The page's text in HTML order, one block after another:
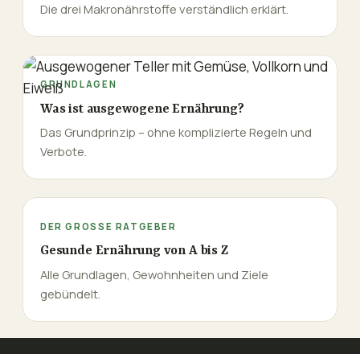
Die drei Makronährstoffe verständlich erklärt.
GRUNDLAGEN
Was ist ausgewogene Ernährung?
Das Grundprinzip – ohne komplizierte Regeln und
Verbote.
DER GROSSE RATGEBER
Gesunde Ernährung von A bis Z
Alle Grundlagen, Gewohnheiten und Ziele
gebündelt.